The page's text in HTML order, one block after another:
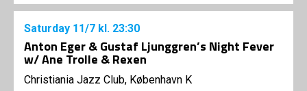
Saturday 11/7 kl. 23:30
Anton Eger & Gustaf Ljunggren’s Night Fever
w/ Ane Trolle & Rexen
Christiania Jazz Club, København K